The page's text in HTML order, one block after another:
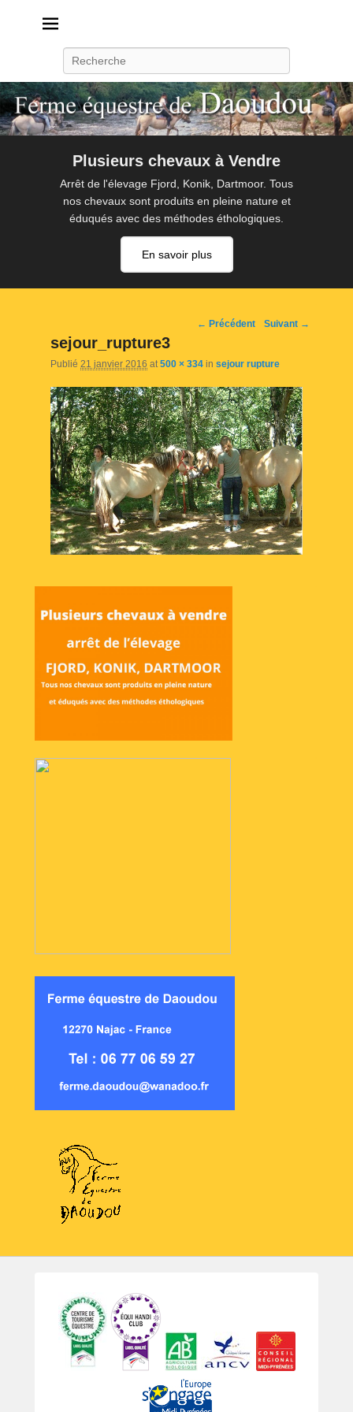
Plusieurs chevaux à Vendre
Arrêt de l'élevage Fjord, Konik, Dartmoor. Tous
nos chevaux sont produits en pleine nature et
éduqués avec des méthodes éthologiques.
En savoir plus
Navigation
← Précédent Suivant →
sejour_rupture3
Publié 21 janvier 2016 at 500 × 334 in sejour rupture